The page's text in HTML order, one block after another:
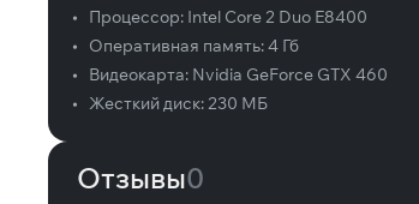
•
Процессор: Intel Core 2 Duo E8400
•
Оперативная память:4 Гб
•
Видеокарта: Nvidia GeForce GTX 460
•
Жесткий диск:230 МБ
Отзывы0